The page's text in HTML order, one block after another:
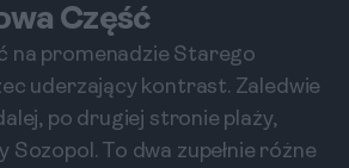
Część
na promenadzie Starego
uderzający kontrast. Zaledwie
po drugiej stronie plaży,
Sozopol. To dwa zupełnie różne